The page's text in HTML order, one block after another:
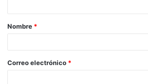
Nombre *
Correo electrónico *